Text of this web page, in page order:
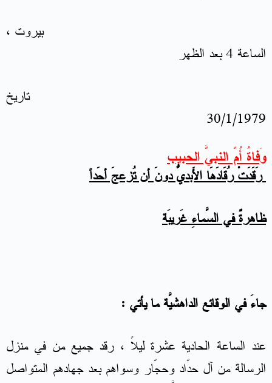
بيروت ،
الساعة 4 بعد الظهر
تاريخ
30/1/1979
وَفاةُ أُمّ النبيّ الحَبيِب
رَقَدَتْ رُقَادَهَا الأَبديّ دُونَ أن تُزعجَ أحَداً
ظاهرةٌ في السَّماءِ غَريبَة
جاءَ في الوقائع الداهشيَّة ما يأتي :
عند الساعة الحادية عشرة ليلاً ، رقد جميع من في منزل
الرسالة من آل حدّاد وحجّار وسواهم بعد جهادهم المتواصل